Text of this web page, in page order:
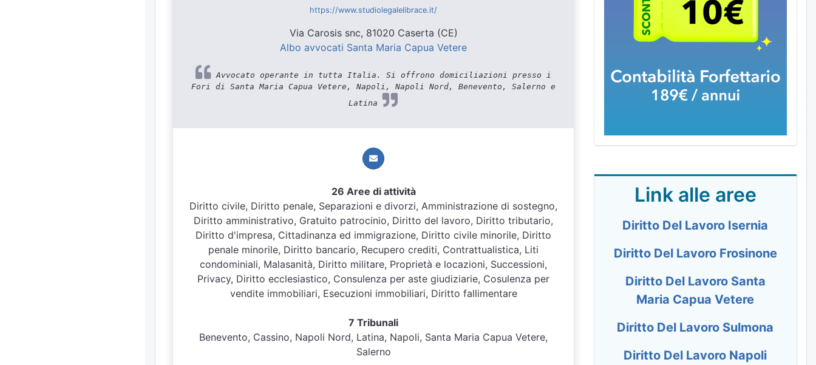
https://www.studiolegalelibrace.it/
Via Carosis snc, 81020 Caserta (CE)
Albo avvocati Santa Maria Capua Vetere
Avvocato operante in tutta Italia. Si offrono domiciliazioni presso i
Fori di Santa Maria Capua Vetere, Napoli, Napoli Nord, Benevento, Salerno e
Latina
26 Aree di attività
Diritto civile, Diritto penale, Separazioni e divorzi, Amministrazione di sostegno,
Diritto amministrativo, Gratuito patrocinio, Diritto del lavoro, Diritto tributario,
Diritto d'impresa, Cittadinanza ed immigrazione, Diritto civile minorile, Diritto
penale minorile, Diritto bancario, Recupero crediti, Contrattualistica, Liti
condominiali, Malasanità, Diritto militare, Proprietà e locazioni, Successioni,
Privacy, Diritto ecclesiastico, Consulenza per aste giudiziarie, Cosulenza per
vendite immobiliari, Esecuzioni immobiliari, Diritto fallimentare
7 Tribunali
Benevento, Cassino, Napoli Nord, Latina, Napoli, Santa Maria Capua Vetere,
Salerno
Link alle aree
Diritto Del Lavoro Isernia
Diritto Del Lavoro Frosinone
Diritto Del Lavoro Santa
Maria Capua Vetere
Diritto Del Lavoro Sulmona
Diritto Del Lavoro Napoli